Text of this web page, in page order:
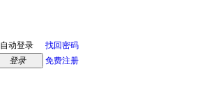
自动登录
找回密码
登录 免费注册